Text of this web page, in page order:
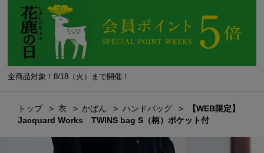
全商品対象！8/18（火）まで開催！
トップ 衣 かばん ハンドバッグ
【WEB限定】
Jacquard Works TWINS bag S（柄）ポケット付